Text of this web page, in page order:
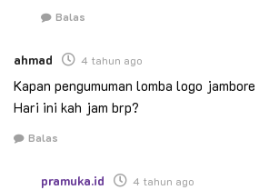
Balas
ahmad 4 tahun ago
Kapan pengumuman lomba logo
Hari ini kah jam brp?
Balas
pramuka.id 4 tahun ago